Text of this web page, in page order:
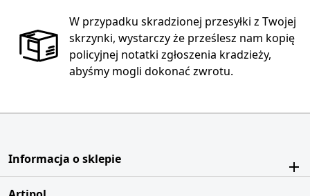
W przypadku skradzionej przesyłki z Twojej
skrzynki, wystarczy że prześlesz nam kopię
policyjnej notatki zgłoszenia kradzieży,
abyśmy mogli dokonać zwrotu.
Informacja o sklepie